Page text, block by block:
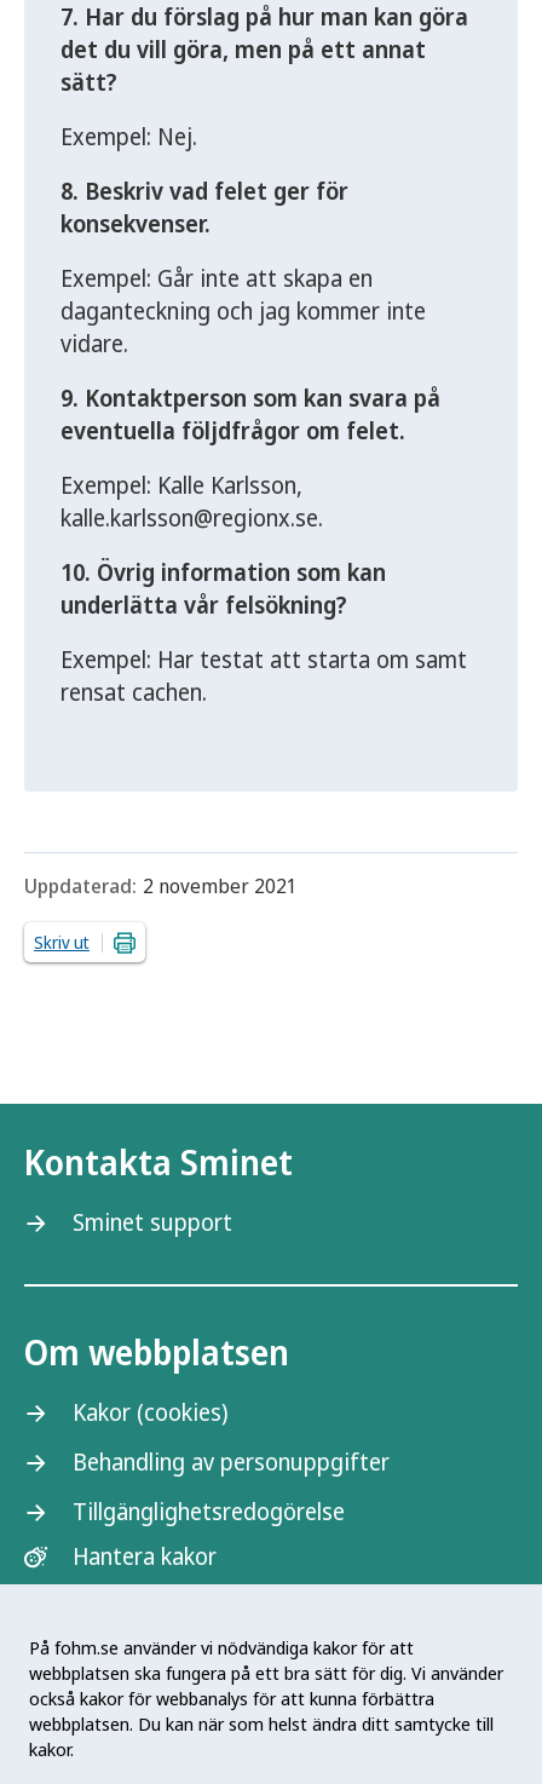
På fohm.se använder vi nödvändiga kakor för att
webbplatsen ska fungera på ett bra sätt för dig. Vi använder
också kakor för webbanalys för att kunna förbättra
webbplatsen. Du kan när som helst ändra ditt samtycke till
kakor.
7. Har du förslag på hur man kan göra
det du vill göra, men på ett annat
sätt?
Exempel: Nej.
8. Beskriv vad felet ger för
konsekvenser.
Exempel: Går inte att skapa en
daganteckning och jag kommer inte
vidare.
9. Kontaktperson som kan svara på
eventuella följdfrågor om felet.
Exempel: Kalle Karlsson,
kalle.karlsson@regionx.se.
10. Övrig information som kan
underlätta vår felsökning?
Exempel: Har testat att starta om samt
rensat cachen.
Uppdaterad: 2 november 2021
Skriv ut
Kontakta Sminet
Sminet support
Om webbplatsen
Kakor (cookies)
Behandling av personuppgifter
Tillgänglighetsredogörelse
Hantera kakor